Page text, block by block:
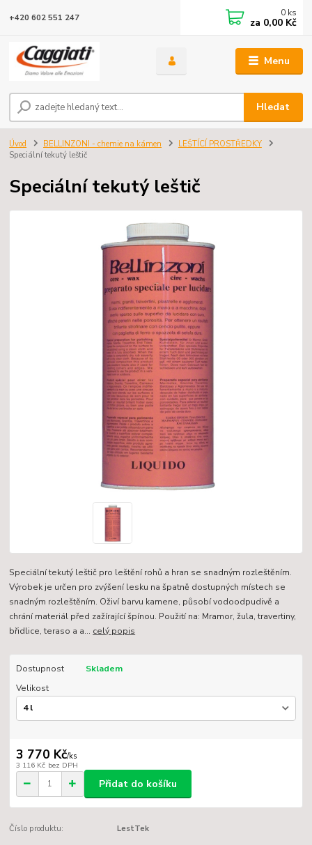
Menu
Hledat
+420 602 551 247 0 ks
za 0,00 Kč
Úvod BELLINZONI - chemie na kámen
LEŠTÍCÍ PROSTŘEDKY
Speciální tekutý leštič
Speciální tekutý leštič
Speciální tekutý leštič pro leštění rohů a hran se snadným rozleštěním.
Výrobek je určen pro zvýšení lesku na špatně dostupných místech se
snadným rozleštěním. Oživí barvu kamene, působí vodoodpudivě a
chrání materiál před zažírající špínou. Použití na: Mramor, žula, travertiny,
břidlice, teraso a a... celý popis
Dostupnost
Skladem
Velikost
3 770 Kč/ks
3 116 Kč bez DPH
Přidat do košíku
Číslo produktu: LestTek